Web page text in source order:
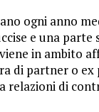
ogni anno
e una parte
in ambito
di partner o ex
relazioni di